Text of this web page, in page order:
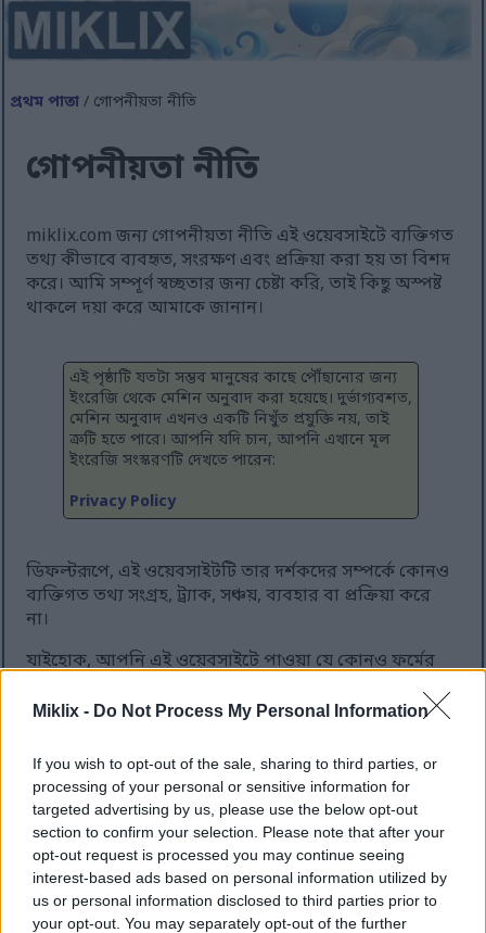
Miklix - Do Not Process My Personal Information
If you wish to opt-out of the sale, sharing to third parties, or
processing of your personal or sensitive information for
targeted advertising by us, please use the below opt-out
section to confirm your selection. Please note that after your
opt-out request is processed you may continue seeing
interest-based ads based on personal information utilized by
us or personal information disclosed to third parties prior to
your opt-out. You may separately opt-out of the further
প্রথম পাতা / গোপনীয়তা নীতি
গোপনীয়তা নীতি
miklix.com জন্য গোপনীয়তা নীতি এই ওয়েবসাইটে ব্যক্তিগত
তথ্য কীভাবে ব্যবহৃত, সংরক্ষণ এবং প্রক্রিয়া করা হয় তা বিশদ
করে। আমি সম্পূর্ণ স্বচ্ছতার জন্য চেষ্টা করি, তাই কিছু অস্পষ্ট
থাকলে দয়া করে আমাকে জানান।
এই পৃষ্ঠাটি যতটা সম্ভব মানুষের কাছে পৌঁছানোর জন্য
ইংরেজি থেকে মেশিন অনুবাদ করা হয়েছে। দুর্ভাগ্যবশত,
মেশিন অনুবাদ এখনও একটি নিখুঁত প্রযুক্তি নয়, তাই
ত্রুটি হতে পারে। আপনি যদি চান, আপনি এখানে মূল
ইংরেজি সংস্করণটি দেখতে পারেন:
Privacy Policy
ডিফল্টরূপে, এই ওয়েবসাইটটি তার দর্শকদের সম্পর্কে কোনও
ব্যক্তিগত তথ্য সংগ্রহ, ট্র্যাক, সঞ্চয়, ব্যবহার বা প্রক্রিয়া করে
না।
যাইহোক, আপনি এই ওয়েবসাইটে পাওয়া যে কোনও ফর্মের
সংরক্ষণ করা যেতে পারে এবং সম্ভবত আমার নিয়ন্ত্রণাধীন
হতে পারে, যদি না নির্দিষ্টভাবে প্রশ্নযুক্ত পৃথক পৃষ্ঠায় অন্যথায়
বলা হয়।
আমি যুক্তিসঙ্গত সময়ের মধ্যে কোনও ব্যক্তিগত তথ্য মুছে
ফেলার সমস্ত অনুরোধকে সম্মান করব (যেমন আপনার ভুলে
যাওয়ার অধিকার), তবে দয়া করে আপনি কী ধরণের তথ্য
জমা দিতে চান তা বিবেচনা করুন এবং সংবেদনশীল তথ্য জমা
দেওয়া এড়াতে চেষ্টা করুন।